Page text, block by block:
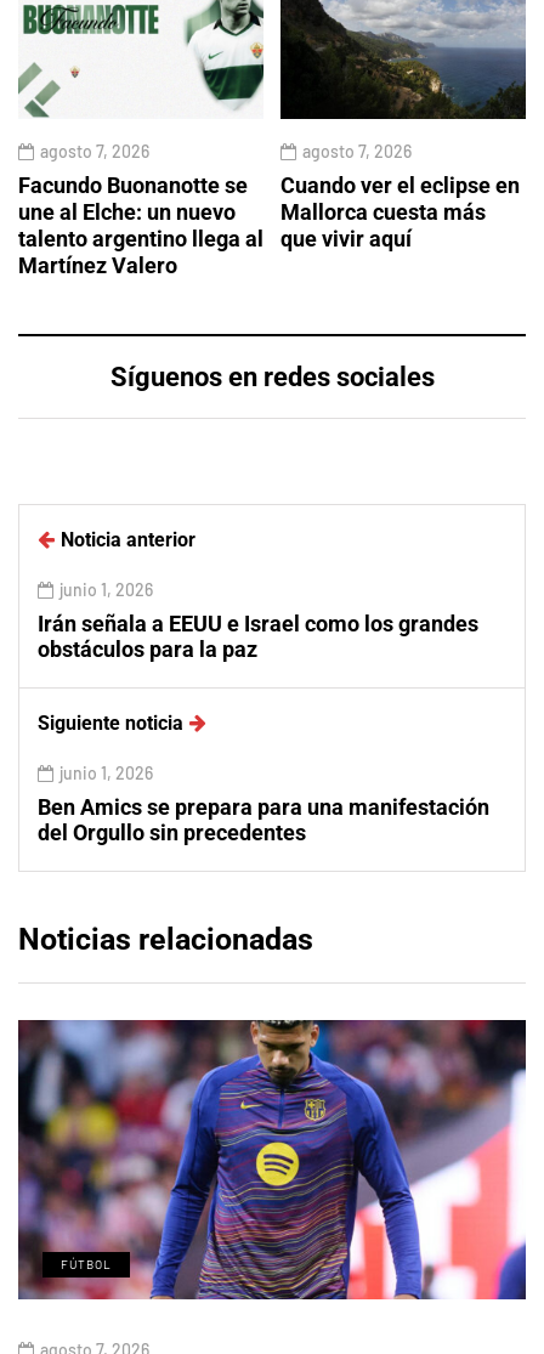
agosto 7, 2026
Facundo Buonanotte se
une al Elche: un nuevo
talento argentino llega al
Martínez Valero
agosto 7, 2026
Cuando ver el eclipse en
Mallorca cuesta más
que vivir aquí
Síguenos en redes sociales
Noticia anterior
junio 1, 2026
Irán señala a EEUU e Israel como los grandes
obstáculos para la paz
Siguiente noticia
junio 1, 2026
Ben Amics se prepara para una manifestación
del Orgullo sin precedentes
Noticias relacionadas
FÚTBOL